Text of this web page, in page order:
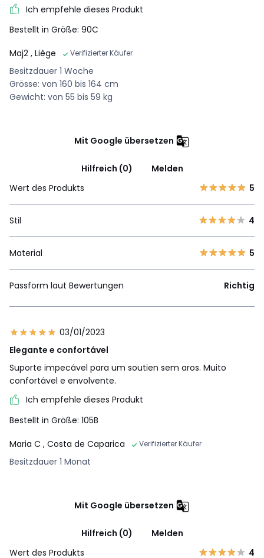
Ich empfehle dieses Produkt
Bestellt in Größe: 90C
Maj2 , Liège Verifizierter Käufer
Besitzdauer 1 Woche
Grösse: von 160 bis 164 cm
Gewicht: von 55 bis 59 kg
Mit Google übersetzen
Hilfreich (0)
Melden
Wert des Produkts
5
Stil 4
Material 5
Passform laut Bewertungen Richtig
03/01/2023
Elegante e confortável
Suporte impecável para um soutien sem aros. Muito
confortável e envolvente.
Ich empfehle dieses Produkt
Bestellt in Größe: 105B
Maria C , Costa de Caparica Verifizierter Käufer
Besitzdauer 1 Monat
Mit Google übersetzen
Hilfreich (0)
Melden
Wert des Produkts
4